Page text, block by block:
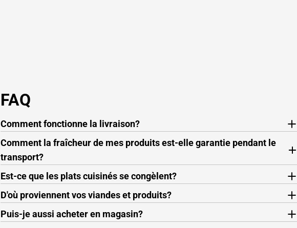
FAQ
Comment fonctionne la livraison?
Comment la fraîcheur de mes produits est-elle garantie pendant le
transport?
Est-ce que les plats cuisinés se congèlent?
D'où proviennent vos viandes et produits?
Puis-je aussi acheter en magasin?